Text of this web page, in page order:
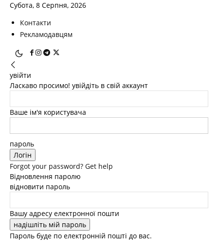
Субота, 8 Серпня, 2026
Контакти
Рекламодавцям
увійти
Ласкаво просимо! увійдіть в свій аккаунт
Ваше ім'я користувача
пароль
Forgot your password? Get help
Відновлення паролю
відновити пароль
Вашу адресу електронної пошти
Пароль буде по електронній пошті до вас.